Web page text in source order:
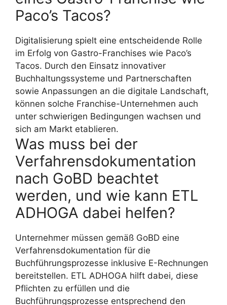
Paco’s Tacos?
Digitalisierung spielt eine entscheidende Rolle
im Erfolg von Gastro-Franchises wie Paco’s
Tacos. Durch den Einsatz innovativer
Buchhaltungssysteme und Partnerschaften
sowie Anpassungen an die digitale Landschaft,
können solche Franchise-Unternehmen auch
unter schwierigen Bedingungen wachsen und
sich am Markt etablieren.
Was muss bei der
Verfahrensdokumentation
nach GoBD beachtet
werden, und wie kann ETL
ADHOGA dabei helfen?
Unternehmer müssen gemäß GoBD eine
Verfahrensdokumentation für die
Buchführungsprozesse inklusive E-Rechnungen
bereitstellen. ETL ADHOGA hilft dabei, diese
Pflichten zu erfüllen und die
Buchführungsprozesse entsprechend den